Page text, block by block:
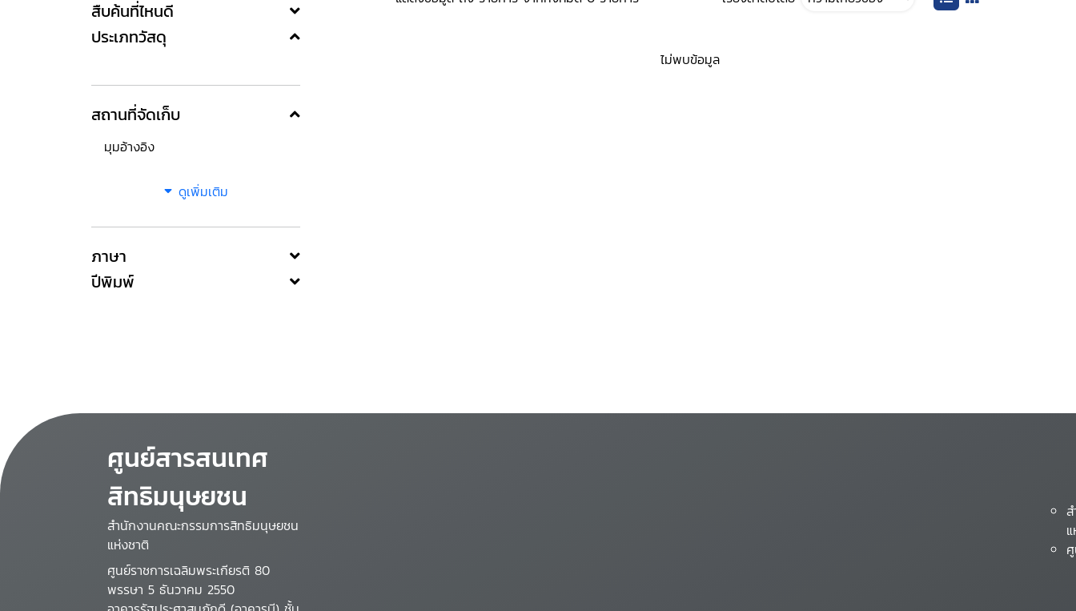
สืบค้นที่ไหนดี
ประเภทวัสดุ
สถานที่จัดเก็บ
มุมอ้างอิง
ดูเพิ่มเติม
ภาษา
ปีพิมพ์
ไม่พบข้อมูล
ศูนย์สารสนเทศ
สิทธิมนุษยชน
สำนักงานคณะกรรมการสิทธิมนุษยชน
แห่งชาติ
ศูนย์ราชการเฉลิมพระเกียรติ 80
พรรษา 5 ธันวาคม 2550